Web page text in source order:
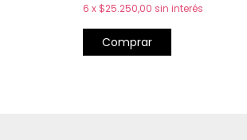
6 x $25.250,00 sin interés
Comprar